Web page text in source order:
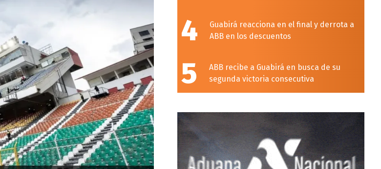
4
Guabirá reacciona en el final y derrota a
ABB en los descuentos
5
ABB recibe a Guabirá en busca de su
segunda victoria consecutiva